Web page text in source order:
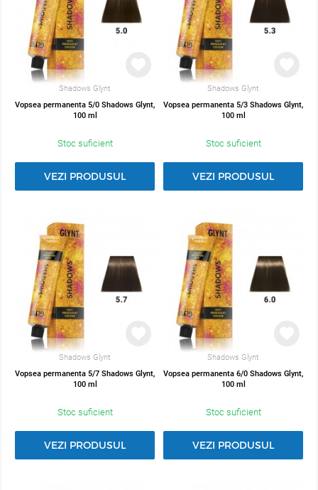
Shadows Glynt
Vopsea permanenta 5/0 Shadows Glynt,
100 ml
Stoc suficient
VEZI PRODUSUL
Shadows Glynt
Vopsea permanenta 5/3 Shadows Glynt,
100 ml
Stoc suficient
VEZI PRODUSUL
Shadows Glynt
Vopsea permanenta 5/7 Shadows Glynt,
100 ml
Stoc suficient
VEZI PRODUSUL
Shadows Glynt
Vopsea permanenta 6/0 Shadows Glynt,
100 ml
Stoc suficient
VEZI PRODUSUL